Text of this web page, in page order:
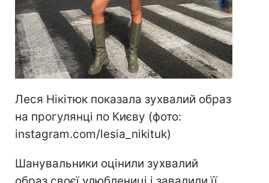
Леся Нікітюк показала зухвалий образ
на прогулянці по Києву (фото:
instagram.com/lesia_nikituk)
Шанувальники оцінили зухвалий